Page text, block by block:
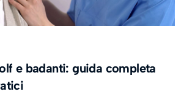
e badanti: guida completa